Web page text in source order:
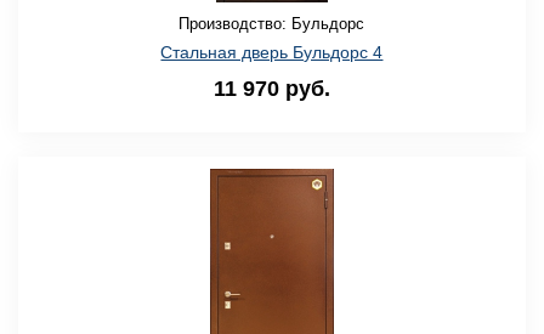
Производство: Бульдорс
Стальная дверь Бульдорс 4
11 970 руб.